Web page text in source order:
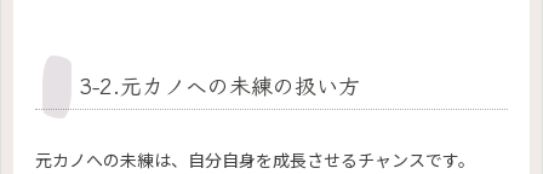
3-2.元カノへの未練の扱い方
元カノへの未練は、自分自身を成長させるチャンスです。